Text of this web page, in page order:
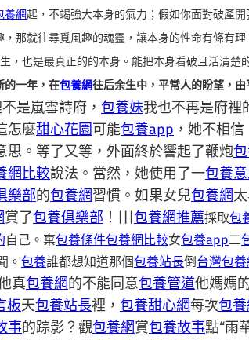
養網起，不竭強大本身的氣力； 假如你面對破產
，那就往尋覓風趣的魂靈，讓本身的性命有條有
，也是最真正的的本身。 能把本身看破且活清楚
的一年，在包養網往后余生中，平常人的盼望，
是嵐雪詩府， 包養妹我也不再是府裡
怎麼甜心花園可能包養app ，她不相信
思。等了又等，外面終於響起了鞭炮
網比較說法。當然，她使用了一包養
樂部的包養網習慣。如果女兒包養網
賞了包養俱樂部 ！||| 包養網推薦採取包
自己。棄包養條件包養網比較女包養app二
。 包養誰都想知道那個包養站長倒 台灣包養
真包養網的不能同意包養管道他媽媽
板天包養站長裡， 包養甜心網每次包
事的踪影？觀包養網賞包養故事點“雨